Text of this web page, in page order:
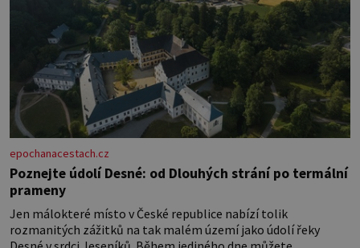
epochanacestach.cz
Poznejte údolí Desné: od Dlouhých strání po termální
prameny
Jen málokteré místo v České republice nabízí tolik
rozmanitých zážitků na tak malém území jako údolí řeky